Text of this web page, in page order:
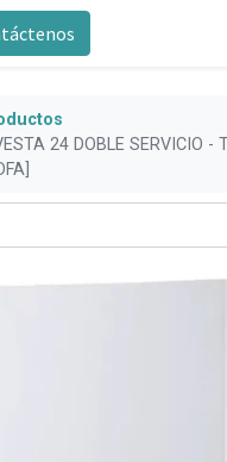
24 DOBLE SERVICIO -